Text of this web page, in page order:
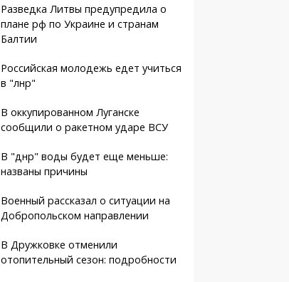
Разведка Литвы предупредила о
плане рф по Украине и странам
Балтии
Российская молодежь едет учиться
в "лнр"
В оккупированном Луганске
сообщили о ракетном ударе ВСУ
В "днр" воды будет еще меньше:
названы причины
Военный рассказал о ситуации на
Добропольском направлении
В Дружковке отменили
отопительный сезон: подробности